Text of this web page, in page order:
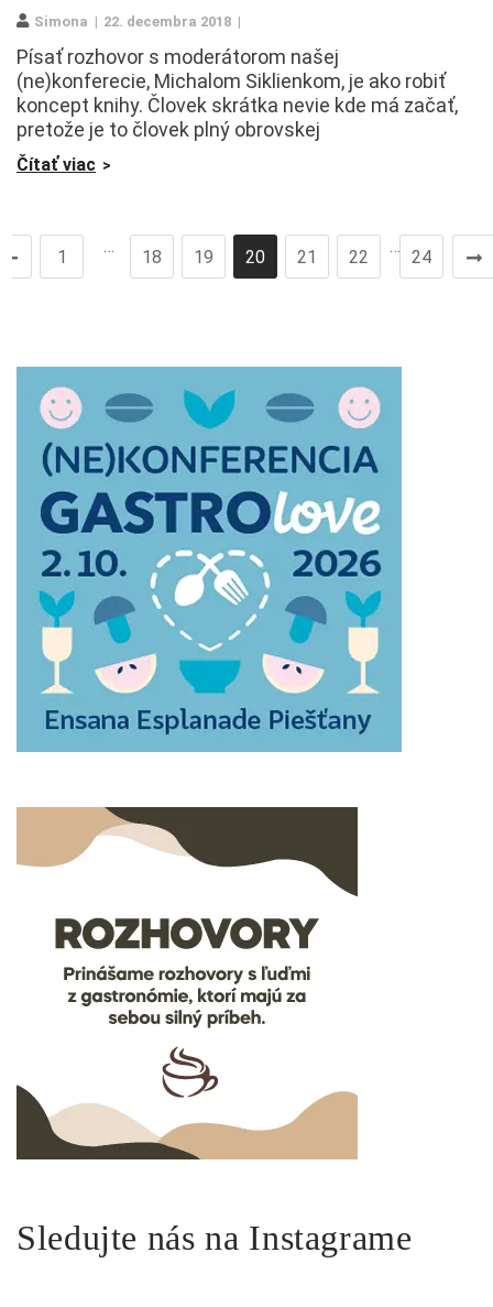
Simona 22. decembra 2018
Písať rozhovor s moderátorom našej
(ne)konferecie, Michalom Siklienkom, je ako robiť
koncept knihy. Človek skrátka nevie kde má začať,
pretože je to človek plný obrovskej
Čítať viac
1
…
18 19 20 21 22
…
24
Sledujte nás na Instagrame